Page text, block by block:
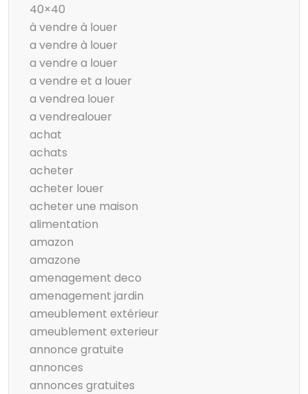
40×40
à vendre à louer
a vendre à louer
a vendre a louer
a vendre et a louer
a vendrea louer
a vendrealouer
achat
achats
acheter
acheter louer
acheter une maison
alimentation
amazon
amazone
amenagement deco
amenagement jardin
ameublement extérieur
ameublement exterieur
annonce gratuite
annonces
annonces gratuites